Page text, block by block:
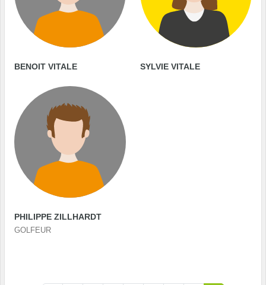
BENOIT VITALE SYLVIE VITALE
PHILIPPE ZILLHARDT
GOLFEUR